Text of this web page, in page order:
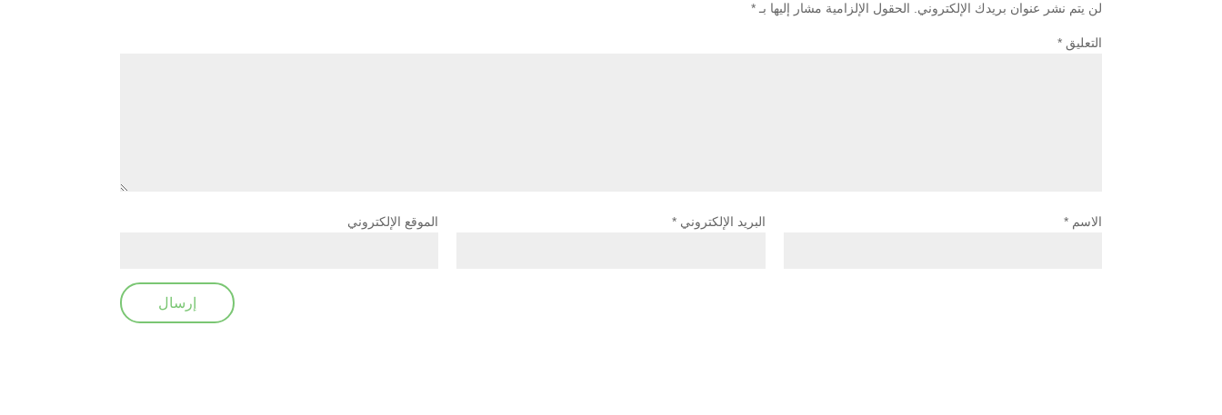
لن يتم نشر عنوان بريدك الإلكتروني. الحقول الإلزامية مشار إليها بـ *
التعليق *
الاسم * البريد الإلكتروني * الموقع الإلكتروني